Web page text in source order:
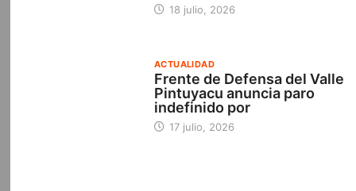
18 julio, 2026
ACTUALIDAD
Frente de Defensa del Valle
Pintuyacu anuncia paro
indefinido por
17 julio, 2026